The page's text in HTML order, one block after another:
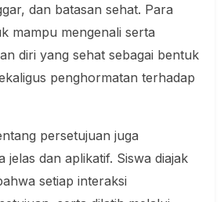
dan batasan sehat. Para
mampu mengenali serta
diri yang sehat sebagai bentuk
penghormatan terhadap
persetujuan juga
jelas dan aplikatif. Siswa diajak
setiap interaksi